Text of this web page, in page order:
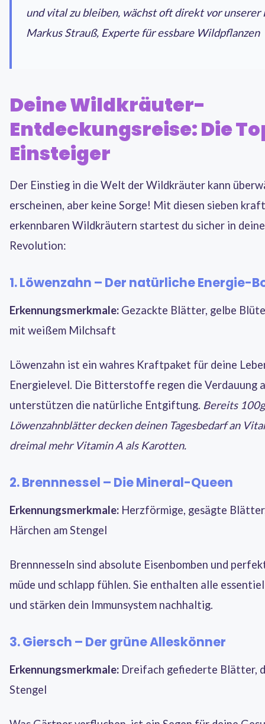
und vital zu bleiben, wächst oft direkt vor unserer
Markus Strauß, Experte für essbare Wildpflanzen
Deine Wildkräuter-
Entdeckungsreise: Die
Einsteiger
Der Einstieg in die Welt der Wildkräuter kann
erscheinen, aber keine Sorge! Mit diesen sieben
erkennbaren Wildkräutern startest du sicher in
Revolution:
1. Löwenzahn – Der natürliche Energie-
Erkennungsmerkmale: Gezackte Blätter, gelbe
mit weißem Milchsaft
Löwenzahn ist ein wahres Kraftpaket für deine
Energielevel. Die Bitterstoffe regen die Verdauung
unterstützen die natürliche Entgiftung. Bereits 100g
Löwenzahnblätter decken deinen Tagesbedarf an
dreimal mehr Vitamin A als Karotten.
2. Brennnessel – Die Mineral-Queen
Erkennungsmerkmale: Herzförmige, gesägte
Härchen am Stengel
Brennnesseln sind absolute Eisenbomben und
müde und schlapp fühlen. Sie enthalten alle
und stärken dein Immunsystem nachhaltig.
3. Giersch – Der grüne Alleskönner
Erkennungsmerkmale: Dreifach gefiederte Blätter,
Stengel